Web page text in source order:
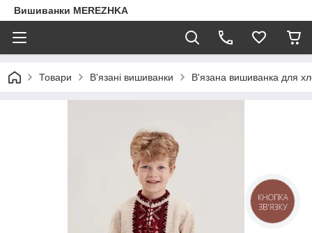
Вишиванки MEREZHKA
Товари В'язані вишиванки В'язана вишиванка для
КНОПКА
ЗВ'ЯЗКУ